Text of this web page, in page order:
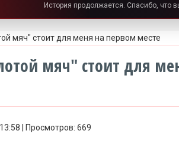
История продолжается. Спасибо, что
мяч" стоит для меня на первом месте
мяч" стоит для
| Просмотров: 669